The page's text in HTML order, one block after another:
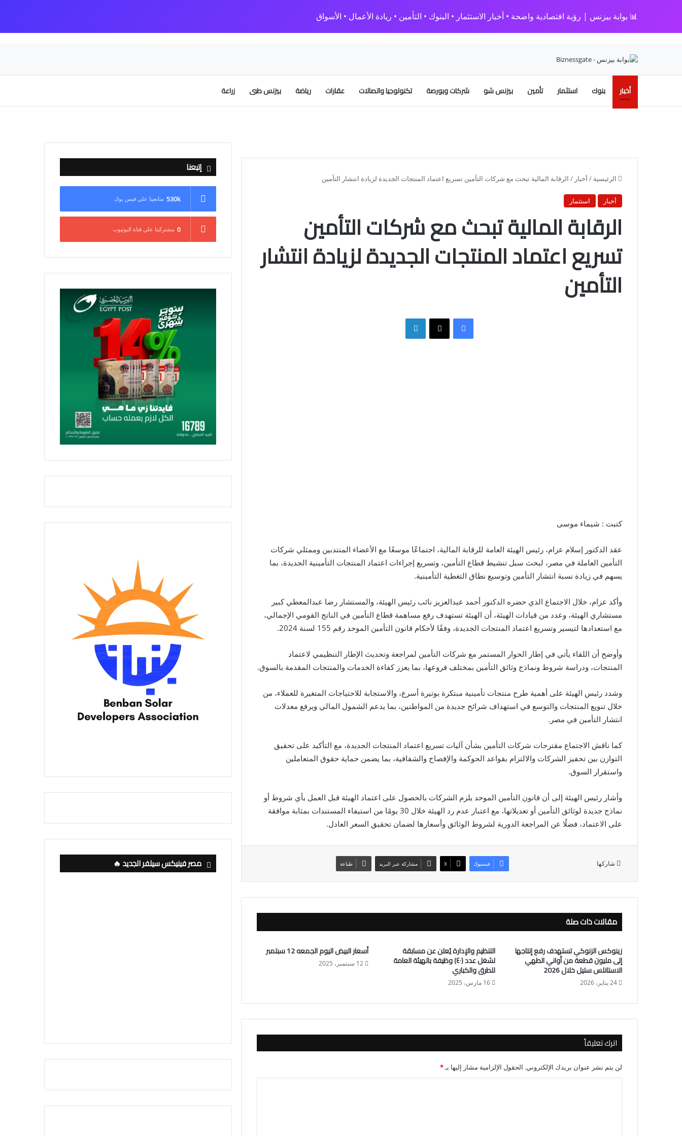
📊 بوابة بيزنس | رؤية اقتصادية واضحة • أخبار الاستثمار • البنوك • التأمين • ريادة الأعمال • الأسواق
أخبار بنوك استثمار تأمين بيزنس شو شركات وبورصة تكنولوجيا واتصالات عقارات رياضة بيزنس طبى زراعة
الرئيسية / أخبار / الرقابة المالية تبحث مع شركات التأمين تسريع اعتماد المنتجات الجديدة لزيادة انتشار التأمين
أخبار استثمار
الرقابة المالية تبحث مع شركات التأمين
تسريع اعتماد المنتجات الجديدة لزيادة انتشار
التأمين
فيسبوك X
كتبت : شيماء موسى
عقد الدكتور إسلام عزام، رئيس الهيئة العامة للرقابة المالية، اجتماعًا موسعًا مع الأعضاء المنتدبين وممثلي شركات
التأمين العاملة في مصر، لبحث سبل تنشيط قطاع التأمين، وتسريع إجراءات اعتماد المنتجات التأمينية الجديدة، بما
يسهم في زيادة نسبة انتشار التأمين وتوسيع نطاق التغطية التأمينية.
وأكد عزام، خلال الاجتماع الذي حضره الدكتور أحمد عبدالعزيز نائب رئيس الهيئة، والمستشار رضا عبدالمعطي كبير
مستشاري الهيئة، وعدد من قيادات الهيئة، أن الهيئة تستهدف رفع مساهمة قطاع التأمين في الناتج القومي الإجمالي،
مع استعدادها لتيسير وتسريع اعتماد المنتجات الجديدة، وفقًا لأحكام قانون التأمين الموحد رقم 155 لسنة 2024.
وأوضح أن اللقاء يأتي في إطار الحوار المستمر مع شركات التأمين لمراجعة وتحديث الإطار التنظيمي لاعتماد
المنتجات، ودراسة شروط ونماذج وثائق التأمين بمختلف فروعها، بما يعزز كفاءة الخدمات والمنتجات المقدمة بالسوق.
وشدد رئيس الهيئة على أهمية طرح منتجات تأمينية مبتكرة بوتيرة أسرع، والاستجابة للاحتياجات المتغيرة للعملاء، من
خلال تنويع المنتجات والتوسع في استهداف شرائح جديدة من المواطنين، بما يدعم الشمول المالي ويرفع معدلات
انتشار التأمين في مصر.
كما ناقش الاجتماع مقترحات شركات التأمين بشأن آليات تسريع اعتماد المنتجات الجديدة، مع التأكيد على تحقيق
التوازن بين تحفيز الشركات والالتزام بقواعد الحوكمة والإفصاح والشفافية، بما يضمن حماية حقوق المتعاملين
واستقرار السوق.
وأشار رئيس الهيئة إلى أن قانون التأمين الموحد يلزم الشركات بالحصول على اعتماد الهيئة قبل العمل بأي شروط أو
نماذج جديدة لوثائق التأمين أو تعديلاتها، مع اعتبار عدم رد الهيئة خلال 30 يومًا من استيفاء المستندات بمثابة موافقة
على الاعتماد، فضلًا عن المراجعة الدورية لشروط الوثائق وأسعارها لضمان تحقيق السعر العادل.
شاركها فيسبوك X مشاركة عبر البريد طباعة
مقالات ذات صلة
زينوكس الزنوكي تستهدف رفع إنتاجها
إلى مليون قطعة من أواني الطهي
الاستانلس ستيل خلال 2026
24 يناير، 2026
التنظيم والإدارة يُعلن عن مسابقة
لشغل عدد (٤٠) وظيفة بالهيئة العامة
للطرق والكباري
16 مارس، 2025
أسعار البيض اليوم الجمعه 12 سبتمبر
12 سبتمبر، 2025
اترك تعليقاً
لن يتم نشر عنوان بريدك الإلكتروني. الحقول الإلزامية مشار إليها بـ*
إتبعنا
530k متابعينا علي فيس بوك
0 مشتركينا علي قناة اليوتيوب
مصر فينيكس سيلفر الجديد 🔥